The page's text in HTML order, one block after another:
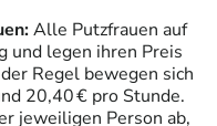
Alle Putzfrauen auf
und legen ihren Preis
Regel bewegen sich
20,40 € pro Stunde.
jeweiligen Person ab,